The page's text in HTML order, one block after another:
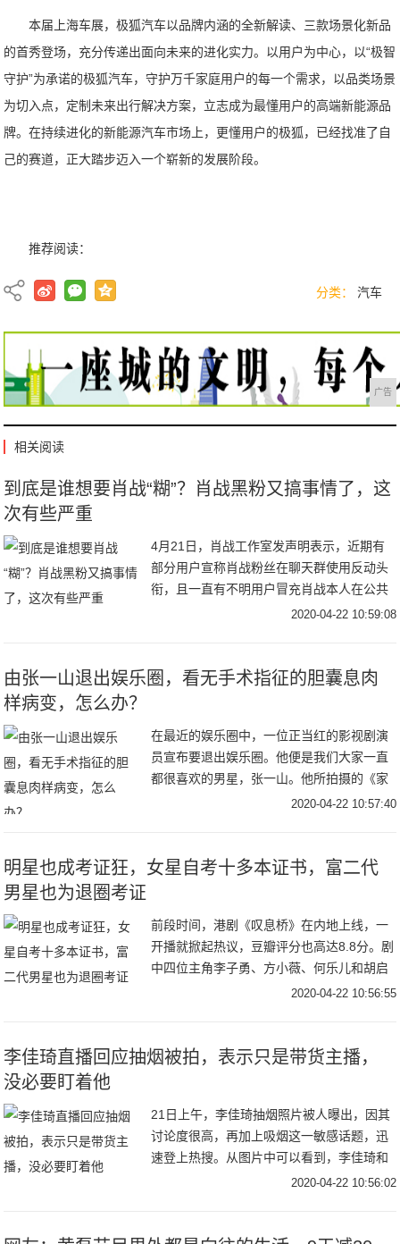
本届上海车展，极狐汽车以品牌内涵的全新解读、三款场景化新品
的首秀登场，充分传递出面向未来的进化实力。以用户为中心，以“极智
守护”为承诺的极狐汽车，守护万千家庭用户的每一个需求，以品类场景
为切入点，定制未来出行解决方案，立志成为最懂用户的高端新能源品
牌。在持续进化的新能源汽车市场上，更懂用户的极狐，已经找准了自
己的赛道，正大踏步迈入一个崭新的发展阶段。
推荐阅读：
分类： 汽车
广告
相关阅读
到底是谁想要肖战“糊”？肖战黑粉又搞事情了，这
次有些严重
4月21日，肖战工作室发声明表示，近期有
部分用户宣称肖战粉丝在聊天群使用反动头
衔，且一直有不明用户冒充肖战本人在公共
网络平台发布不实言论、骗取粉丝钱财、教
2020-04-22 10:59:08
由张一山退出娱乐圈，看无手术指征的胆囊息肉
样病变，怎么办？
在最近的娱乐圈中，一位正当红的影视剧演
员宣布要退出娱乐圈。他便是我们大家一直
都很喜欢的男星，张一山。他所拍摄的《家
有儿女》系列可以说成为了承载我们一代记
2020-04-22 10:57:40
明星也成考证狂，女星自考十多本证书，富二代
男星也为退圈考证
前段时间，港剧《叹息桥》在内地上线，一
开播就掀起热议，豆瓣评分也高达8.8分。剧
中四位主角李子勇、方小薇、何乐儿和胡启
源的关系错综复杂，让人越看越上头。李子
2020-04-22 10:56:55
李佳琦直播回应抽烟被拍，表示只是带货主播，
没必要盯着他
21日上午，李佳琦抽烟照片被人曝出，因其
讨论度很高，再加上吸烟这一敏感话题，迅
速登上热搜。从图片中可以看到，李佳琦和
自己的工作人员一起带着狗狗外出，他身穿
2020-04-22 10:56:02